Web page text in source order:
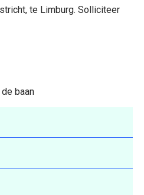
te Limburg. Solliciteer
baan